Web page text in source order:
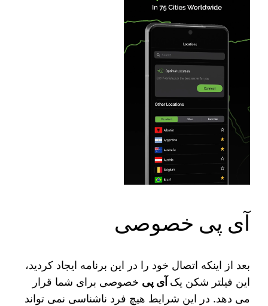
آی پی خصوصی
بعد از اینکه اتصال خود را در این برنامه ایجاد کردید،
این فیلتر شکن یک آی پی خصوصی برای شما قرار
می‌ دهد. در این شرایط هیچ فرد ناشناسی نمی‌ تواند